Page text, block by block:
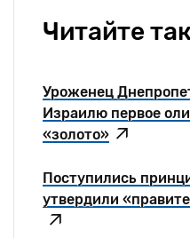
Читайте
Уроженец
Израилю первое
«золото»
Поступились
утвердили